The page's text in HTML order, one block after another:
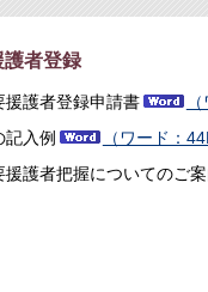
護者登録
援護者登録申請書
記入例
（ワード：
援護者把握についてのご